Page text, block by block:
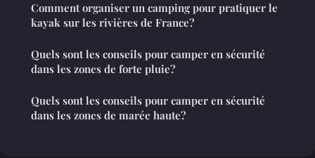
Comment organiser un camping pour pratiquer le
kayak sur les rivières de France?
Quels sont les conseils pour camper en sécurité
dans les zones de forte pluie?
Quels sont les conseils pour camper en sécurité
dans les zones de marée haute?